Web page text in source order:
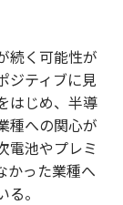
続く可能性が
ジティブに見
はじめ、半導
種への関心が
電池やプレミ
かった業種へ
。